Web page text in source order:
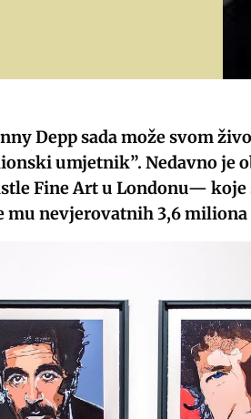
Depp sada može svom
umjetnik”. Nedavno je
Fine Art u Londonu— koje
mu nevjerovatnih 3,6 miliona